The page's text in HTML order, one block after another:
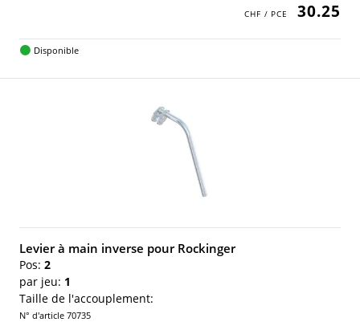
30.25
Disponible
Levier à main inverse pour Rockinger
Pos: 2
par jeu: 1
Taille de l'accouplement:
N° d'article 70735